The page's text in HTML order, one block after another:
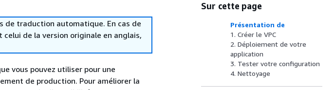
de traduction automatique. En cas de
de la version originale en anglais,
vous pouvez utiliser pour une
de production. Pour améliorer la
Sur cette page
Présentation de
1. Créer le VPC
2. Déploiement de votre
application
3. Tester votre configuration
4. Nettoyage